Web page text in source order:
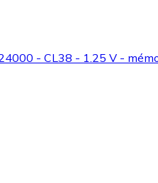
- CL38 - 1.25 V -